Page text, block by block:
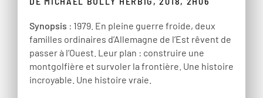
Synopsis : 1979. En pleine guerre froide, deux
familles ordinaires d’Allemagne de l’Est rêvent de
passer à l’Ouest. Leur plan : construire une
montgolfière et survoler la frontière. Une histoire
incroyable. Une histoire vraie.